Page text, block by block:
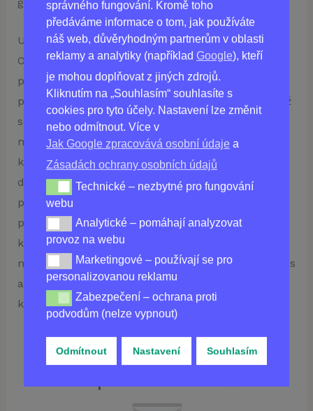
správného fungování. Kromě toho
předáváme informace o tom, jak používáte
náš web, důvěryhodným partnerům v oblasti
reklamy a analytiky (například Google), kteří
je mohou doplňovat z jiných zdrojů.
Kliknutím na „Souhlasím“ souhlasíte s
cookies pro tyto účely. Nastavení lze změnit
nebo odmítnout. Více v
Jak Google zpracovává osobní údaje a
Zásadách ochrany osobních údajů
Technické – nezbytné pro fungování webu
Technické – nezbytné pro fungování
webu
Analytické – pomáhají analyzovat provoz na webu
Analytické – pomáhají analyzovat
provoz na webu
Marketingové – používají se pro personalizovanou
Marketingové – používají se pro
personalizovanou reklamu
Zabezpečení – ochrana proti podvodům (nelze
Zabezpečení – ochrana proti
podvodům (nelze vypnout)
Odmítnout Nastavení Souhlasím
Ulevte svému tělu od bolesti kloubů a kostí s
Ostelife! Tento nový revoluční produkt
prokazatelně zlepšuje kvalitu života těch, kteří se
potýkají s chronickými bolestmi kloubů, kvůli nimž
se i ty nejobyčejnější úkoly mohou zdát
nesnesitelné. S Ostelife si můžete užívat úlevu,
kterou přináší dlouhodobá přírodní péče. Navíc
díky snadné aplikaci všude tam, kde ji nejvíce
potřebujete, nemusíte již déle odkládat svou
pohodu. Připravte se na spolehlivou úlevu, na
kterou se můžete spolehnout – a to vše za
neuvěřitelnou cenu. Vyzkoušejte Ostelife ještě dnes
a získejte rychlou a trvalou úlevu od bolesti
kloubů a kostí!